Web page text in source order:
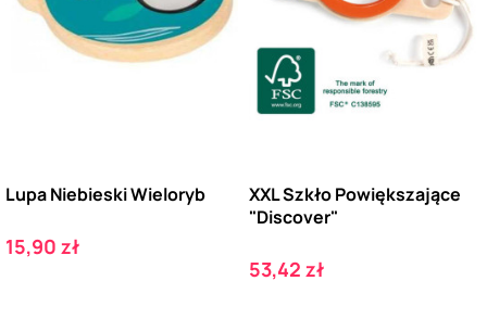
Lupa Niebieski Wieloryb
Cena
15,90 zł
XXL Szkło Powiększające
"Discover"
Cena
53,42 zł